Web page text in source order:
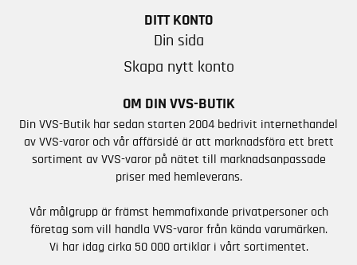
DITT KONTO
Din sida
Skapa nytt konto
OM DIN VVS-BUTIK
Din VVS-Butik har sedan starten 2004 bedrivit internethandel
av VVS-varor och vår affärsidé är att marknadsföra ett brett
sortiment av VVS-varor på nätet till marknadsanpassade
priser med hemleverans.
Vår målgrupp är främst hemmafixande privatpersoner och
företag som vill handla VVS-varor från kända varumärken.
Vi har idag cirka 50 000 artiklar i vårt sortimentet.